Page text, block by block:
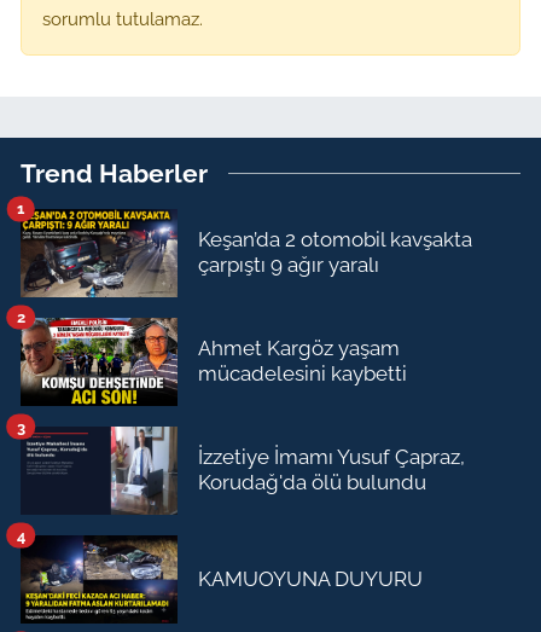
sorumlu tutulamaz.
Trend Haberler
Keşan’da 2 otomobil kavşakta
çarpıştı 9 ağır yaralı
1
Ahmet Kargöz yaşam
mücadelesini kaybetti
2
İzzetiye İmamı Yusuf Çapraz,
Korudağ'da ölü bulundu
3
KAMUOYUNA DUYURU
4